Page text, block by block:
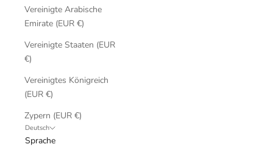
Vereinigte Arabische
Emirate (EUR €)
Vereinigte Staaten (EUR
€)
Vereinigtes Königreich
(EUR €)
Zypern (EUR €)
Deutsch
Sprache